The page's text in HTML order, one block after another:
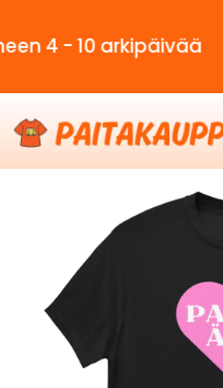
10 arkipäivää